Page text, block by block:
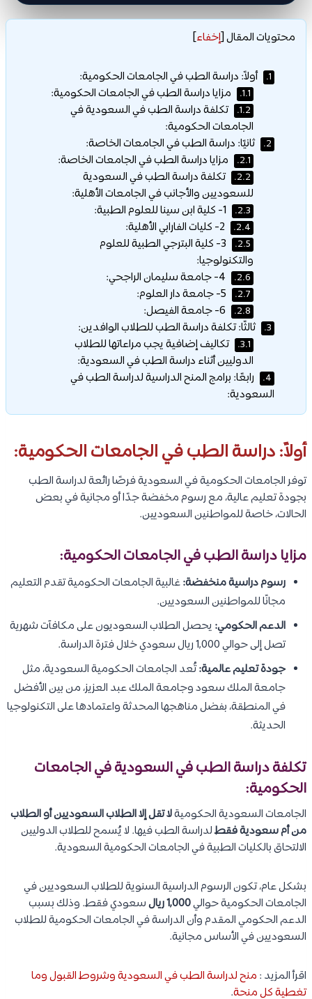
محتويات المقال[إخفاء]
1. أولاً: دراسة الطب في الجامعات الحكومية:
1.1. مزايا دراسة الطب في الجامعات الحكومية:
1.2.
تكلفة دراسة الطب في السعودية في
الجامعات الحكومية:
2. ثانيًا: دراسة الطب في الجامعات الخاصة:
2.1. مزايا دراسة الطب في الجامعات الخاصة:
2.2.
تكلفة دراسة الطب في السعودية
للسعوديين والأجانب في الجامعات الأهلية:
2.3.
2.4.
2.5.
3- كلية البترجي الطبية للعلوم
والتكنولوجيا:
2.6.
2.7.
2.8.
3. ثالثًا: تكلفة دراسة الطب للطلاب الوافدين:
3.1.
تكاليف إضافية يجب مراعاتها للطلاب
الدوليين أثناء دراسة الطب في السعودية:
4.
رابعًا: برامج المنح الدراسية لدراسة الطب في
السعودية:
أولاً: دراسة الطب في الجامعات الحكومية:
توفر الجامعات الحكومية في السعودية فرصًا رائعة لدراسة الطب
بجودة تعليم عالية، مع رسوم مخفضة جدًا أو مجانية في بعض
الحالات، خاصة للمواطنين السعوديين.
مزايا دراسة الطب في الجامعات الحكومية:
رسوم دراسية منخفضة:غالبية الجامعات الحكومية تقدم التعليم
مجانًا للمواطنين السعوديين.
الدعم الحكومي: يحصل الطلاب السعوديون على مكافآت شهرية
تصل إلى حوالي 1,000 ريال سعودي خلال فترة الدراسة.
جودة تعليم عالمية:تُعد الجامعات الحكومية السعودية، مثل
جامعة الملك سعود وجامعة الملك عبد العزيز، من بين الأفضل
في المنطقة، بفضل مناهجها المحدثة واعتمادها على التكنولوجيا
الحديثة.
تكلفة دراسة الطب في السعودية في الجامعات
الحكومية:
الجامعات السعودية الحكوميةلا تقل إلا الطلاب السعوديين أو الطلاب
من أم سعودية فقطلدراسة الطب فيها. لا يُسمح للطلاب الدوليين
الالتحاق بالكليات الطبية في الجامعات الحكومية السعودية.
بشكل عام، تكون الرسوم الدراسية السنوية للطلاب السعوديين في
الجامعات الحكومية حوالي1,000 ريال
سعودي فقط. وذلك بسبب
الدعم الحكومي المقدم وأن الدراسة في الجامعات الحكومية للطلاب
السعوديين في الأساس مجانية.
اقرأ المزيد : منح لدراسة الطب في السعودية وشروط القبول وما
تغطية كل منحة.